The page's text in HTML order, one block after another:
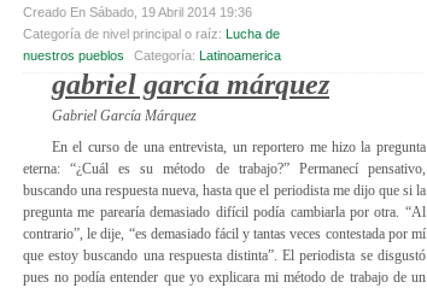
Creado En Sábado, 19 Abril 2014 19:36
Categoría de nivel principal o raíz: Lucha de
nuestros pueblos
Categoría: Latinoamerica
gabriel garcía márquez
Gabriel García Márquez
En el curso de una entrevista, un reportero me hizo la pregunta
eterna: “¿Cuál es su método de trabajo?” Permanecí pensativo,
buscando una respuesta nueva, hasta que el periodista me dijo que si la
pregunta me parearía demasiado difícil podía cambiarla por otra. “Al
contrario”, le dije, “es demasiado fácil y tantas veces contestada por mí
que estoy buscando una respuesta distinta”. El periodista se disgustó
pues no podía entender que yo explicara mi método de trabajo de un